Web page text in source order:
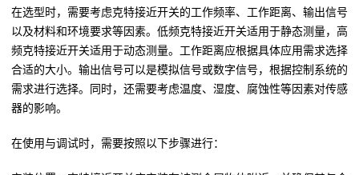
在选型时，需要考虑克特接近开关的工作频率、工作距离、输出信号
以及材料和环境要求等因素。低频克特接近开关适用于静态测量，高
频克特接近开关适用于动态测量。工作距离应根据具体应用需求选择
合适的大小。输出信号可以是模拟信号或数字信号，根据控制系统的
需求进行选择。同时，还需要考虑温度、湿度、腐蚀性等因素对传感
器的影响。
在使用与调试时，需要按照以下步骤进行：